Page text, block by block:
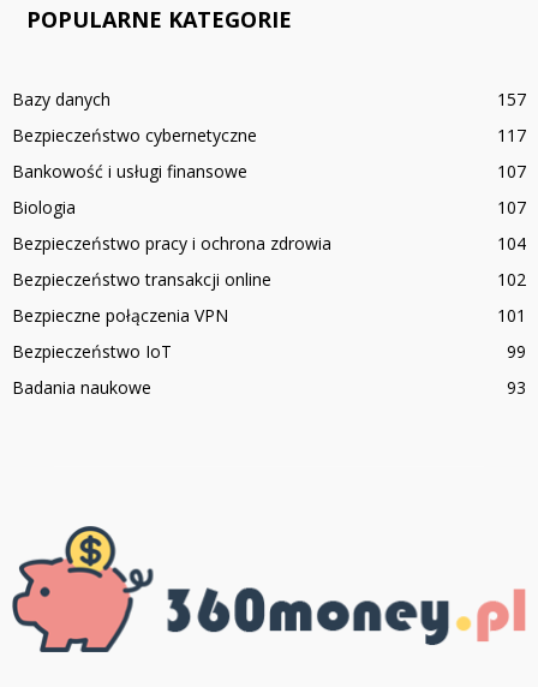
POPULARNE KATEGORIE
Bazy danych
157
Bezpieczeństwo cybernetyczne
117
Bankowość i usługi finansowe
107
Biologia
107
Bezpieczeństwo pracy i ochrona zdrowia
104
Bezpieczeństwo transakcji online
102
Bezpieczne połączenia VPN
101
Bezpieczeństwo IoT
99
Badania naukowe
93